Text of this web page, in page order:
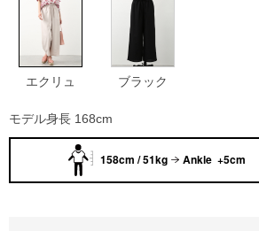
エクリュ ブラック
モデル身長 168cm
158cm / 51kg Ankle +5cm